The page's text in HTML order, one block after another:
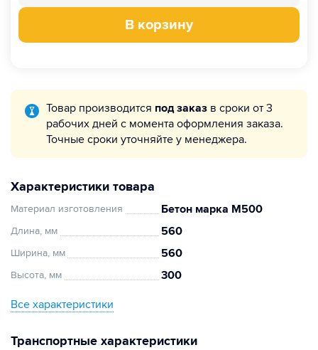
В корзину
Товар производится под заказ в сроки от 3
рабочих дней с момента оформления заказа.
Точные сроки уточняйте у менеджера.
Характеристики товара
Материал изготовления Бетон марка М500
Длина, мм 560
Ширина, мм 560
Высота, мм 300
Все характеристики
Транспортные характеристики